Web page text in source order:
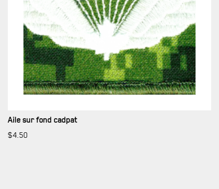
Aile sur fond cadpat
$4.50